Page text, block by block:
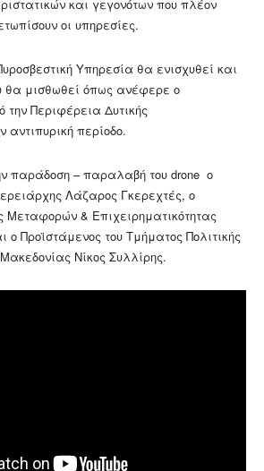
και γεγονότων που πλέον
οι υπηρεσίες.
Υπηρεσία θα ενισχυθεί και
θα μισθωθεί όπως ανέφερε ο
Περιφέρεια Δυτικής
περίοδο.
παράδοση – παραλαβή του drone ο
Λάζαρος Γκερεχτές, ο
Μεταφορών & Επιχειρηματικότητας
ο Προϊστάμενος του Τμήματος Πολιτικής
Νίκος Συλλίρης.